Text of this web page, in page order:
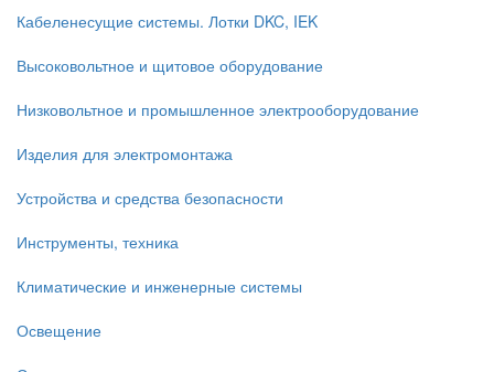
Кабеленесущие системы. Лотки DKC, IEK
Высоковольтное и щитовое оборудование
Низковольтное и промышленное электрооборудование
Изделия для электромонтажа
Устройства и средства безопасности
Инструменты, техника
Климатические и инженерные системы
Освещение